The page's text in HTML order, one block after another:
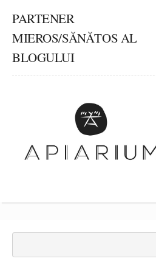
PARTENER
MIEROS/SĂNĂTOS AL
BLOGULUI